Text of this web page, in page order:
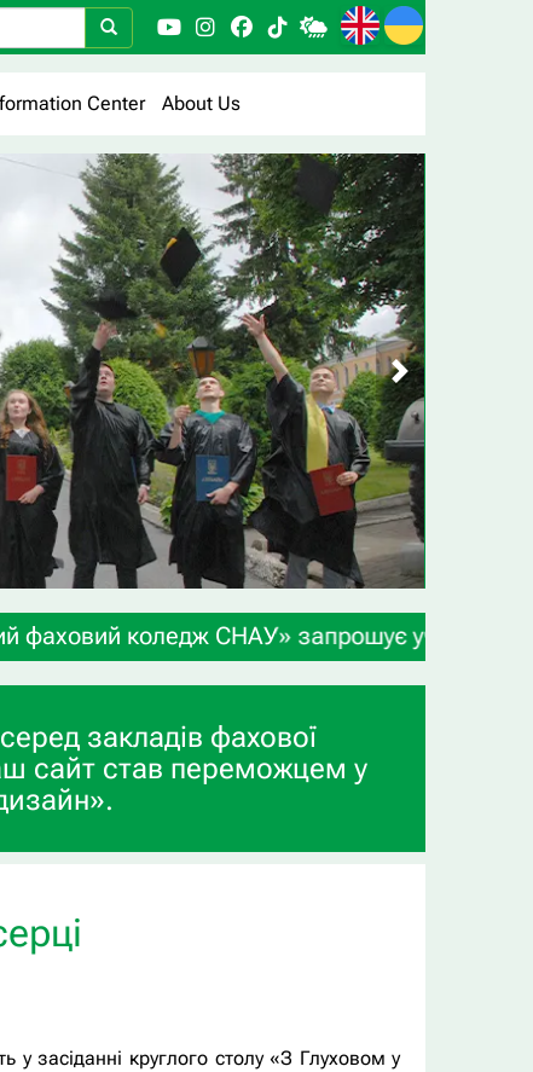
Center About Us
СНАУ» запрошує учнів 9-х та 11-х
закладів фахової
сайт став переможцем у
у засіданні круглого столу «З Глуховом у